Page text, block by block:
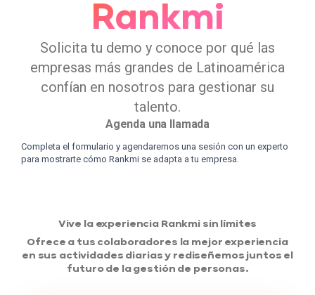
Rankmi
Solicita tu demo y conoce por qué las
empresas más grandes de Latinoamérica
confían en nosotros para gestionar su
talento.
Agenda una llamada
Completa el formulario y agendaremos una sesión con un experto
para mostrarte cómo Rankmi se adapta a tu empresa.
Vive la experiencia Rankmi sin límites
Ofrece a tus colaboradores la mejor experiencia
en sus actividades diarias y rediseñemos juntos el
futuro de la gestión de personas.